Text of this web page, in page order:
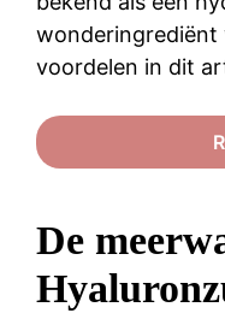
wonderingrediënt
voordelen in dit
De